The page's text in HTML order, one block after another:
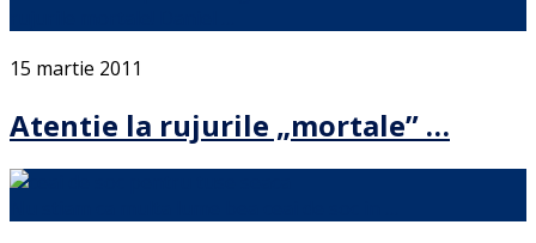
15 martie 2011
Atentie la rujurile „mortale” …